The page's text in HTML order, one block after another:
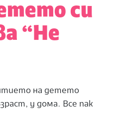
си
“Не
на детето
у дома. Все пак